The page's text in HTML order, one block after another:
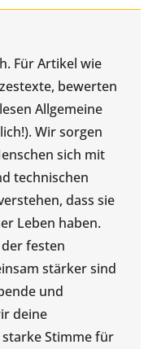
Für Artikel wie
bewerten
Allgemeine
Wir sorgen
sich mit
technischen
dass sie
Leben haben.
festen
stärker sind
und
deine
Stimme für